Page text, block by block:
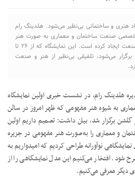
هنری و ساختمانی بی‌نظیر می‌شود. هلدینگ رام
تخصصی صنعت ساختمان و معماری به صورت هنر
مفهومی، تحولی نو در این صنعت ایجاد کرده است. این نمایشگاه که از ۲۶ تا
برگزار می‌شود، تلفیقی بی‌نظیر از هنر و صنعت
هلدینگ رام، در نشست خبری اولین نمایشگاه
به شیوه هنر مفهومی که ظهر امروز در سالن
برگزار شد، بیان داشت: تصمیم داریم اولین
و معماری را به‌صورت هنر مفهومی در جزیره
نوآورانه طراحی کردیم که امیدواریم به
شود. افتخار می‌کنیم این مدل نمایشگاهی را از
دیگر معرفی می‌کنیم.